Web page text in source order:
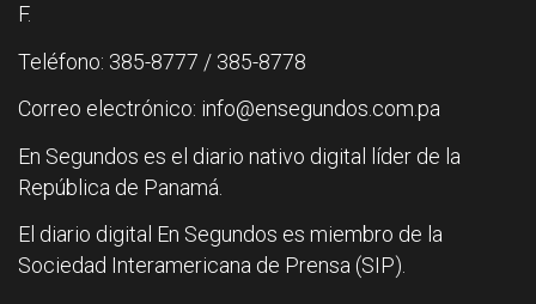
F.
Teléfono: 385-8777 / 385-8778
Correo electrónico: info@ensegundos.com.pa
En Segundos es el diario nativo digital líder de la
República de Panamá.
El diario digital En Segundos es miembro de la
Sociedad Interamericana de Prensa (SIP).